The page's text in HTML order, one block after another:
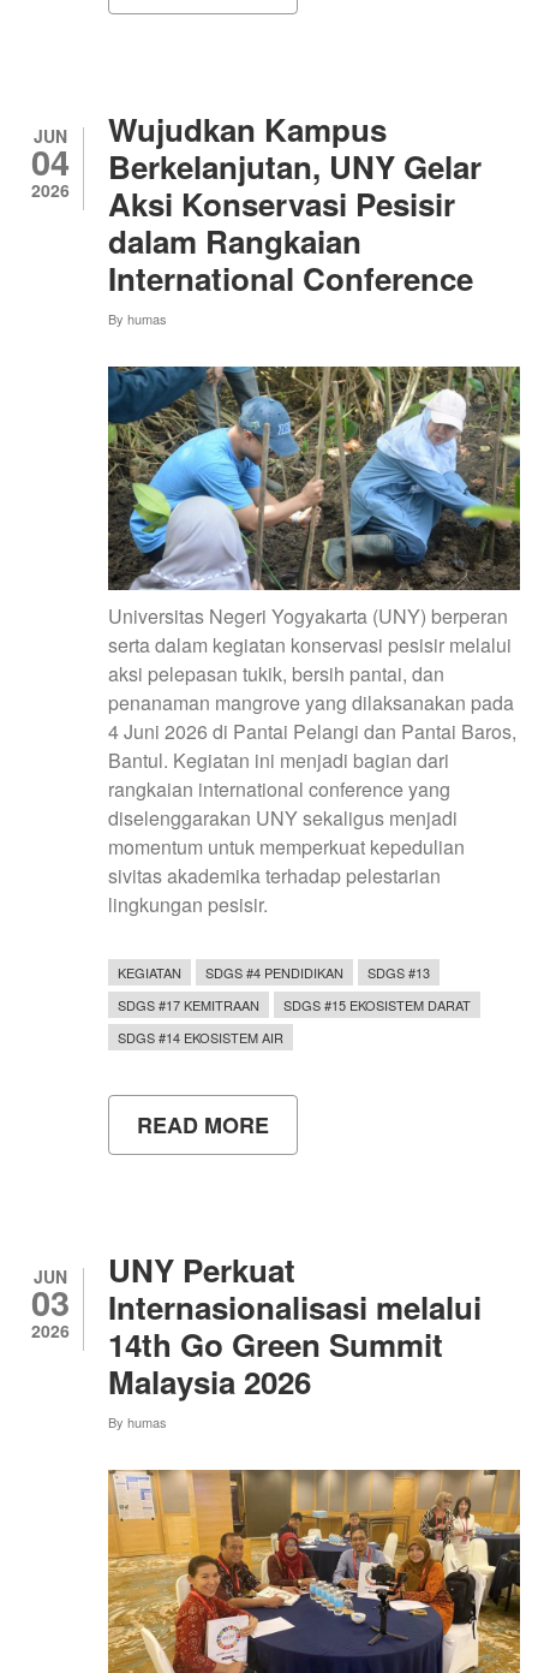
TIM
SAMPAH
ORGANIK
RUMAH
TANGGA
MENJADI
PUPUK
JUN
04
2026
Wujudkan Kampus
Berkelanjutan, UNY Gelar
Aksi Konservasi Pesisir
dalam Rangkaian
International Conference
By humas
Universitas Negeri Yogyakarta (UNY) berperan
serta dalam kegiatan konservasi pesisir melalui
aksi pelepasan tukik, bersih pantai, dan
penanaman mangrove yang dilaksanakan pada
4 Juni 2026 di Pantai Pelangi dan Pantai Baros,
Bantul. Kegiatan ini menjadi bagian dari
rangkaian international conference yang
diselenggarakan UNY sekaligus menjadi
momentum untuk memperkuat kepedulian
sivitas akademika terhadap pelestarian
lingkungan pesisir.
KEGIATAN SDGS #4 PENDIDIKAN
SDGS #13
SDGS #17 KEMITRAAN
SDGS #15 EKOSISTEM DARAT
SDGS #14 EKOSISTEM AIR
READ MORE
WUJUDKAN
AKSI
KONSERVASI
PESISIR
DALAM
RANGKAIAN
INTERNATIONAL
CONFERENCE
JUN
03
2026
UNY Perkuat
Internasionalisasi melalui
14th Go Green Summit
Malaysia 2026
By humas